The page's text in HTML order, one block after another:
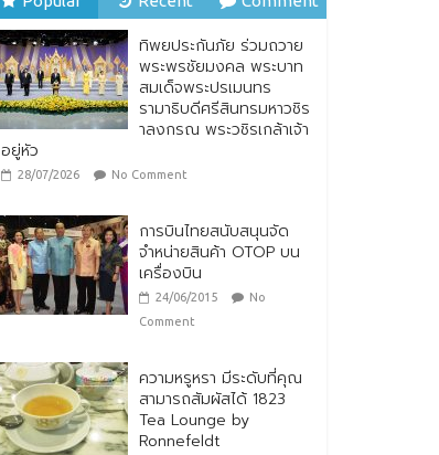
เข้าถึงประกันภัยเพื่อ
ประชาชน
28/07/2026 No Comment
ตกแต่งบ้านรับหน้าฝน
24/07/2026
No
ทิพยประกันภัย ร่วมถวาย
พระพรชัยมงคล พระบาท
สมเด็จพระปรเมนทร
รามาธิบดีศรีสินทรมหาวชิร
าลงกรณ พระวชิรเกล้าเจ้า
อยู่หัว
28/07/2026 No Comment
การบินไทยสนับสนุนจัด
จำหน่ายสินค้า OTOP บน
เครื่องบิน
24/06/2015
No
Comment
ความหรูหรา มีระดับที่คุณ
สามารถสัมผัสได้ 1823
Tea Lounge by
Ronnefeldt